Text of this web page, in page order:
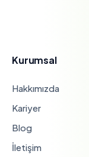
Kurumsal
Hakkımızda
Kariyer
Blog
İletişim